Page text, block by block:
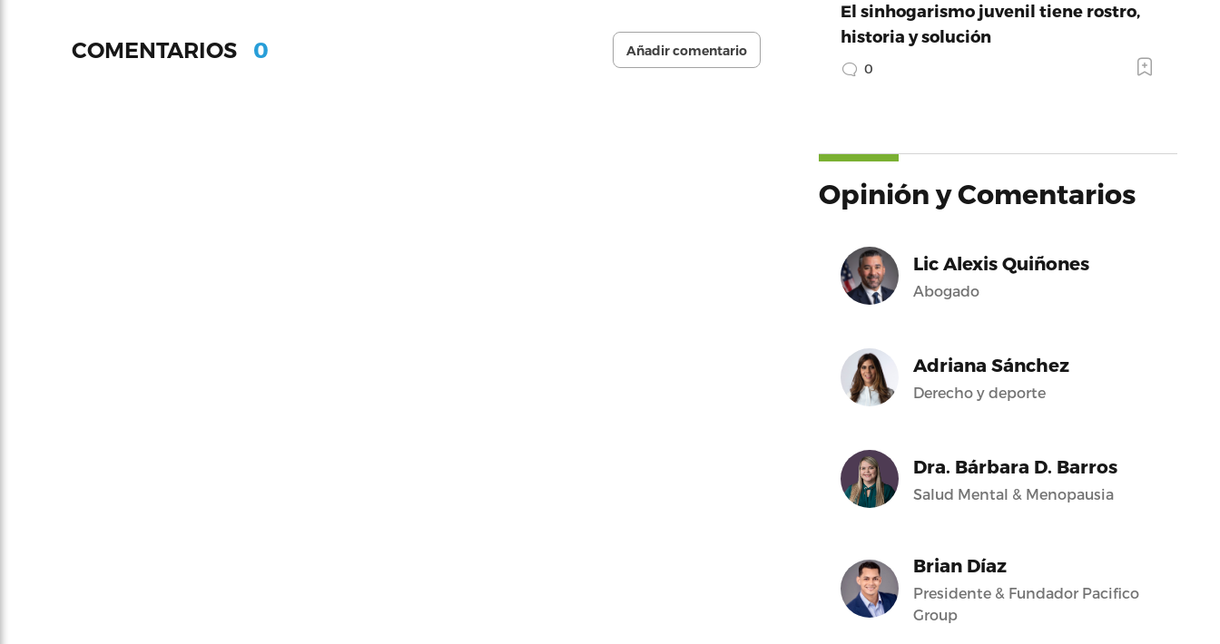
COMENTARIOS 0 Añadir comentario
El sinhogarismo juvenil tiene rostro,
historia y solución
0
Opinión y Comentarios
Lic Alexis Quiñones
Abogado
Adriana Sánchez
Derecho y deporte
Dra. Bárbara D. Barros
Salud Mental & Menopausia
Brian Díaz
Presidente & Fundador Pacifico
Group